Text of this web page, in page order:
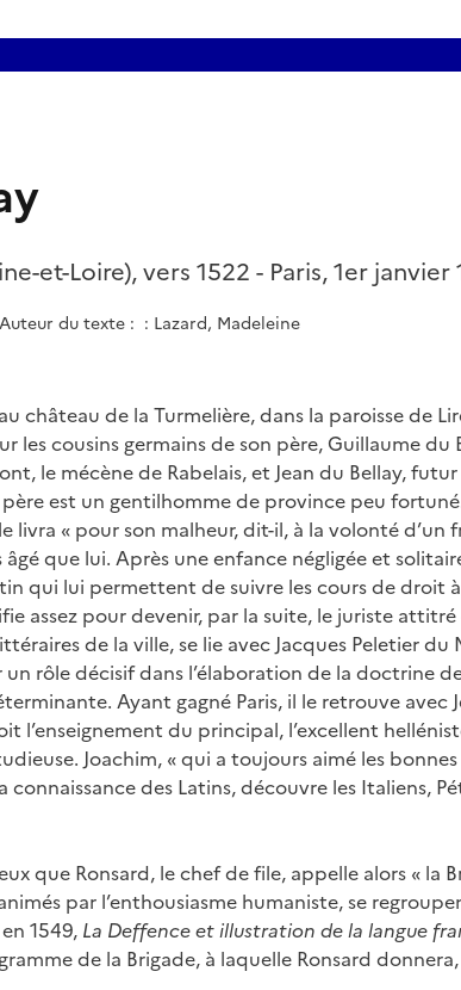
et-Loire), vers 1522 - Paris, 1er janvier
Auteur du texte : : Lazard, Madeleine
château de la Turmelière, dans la paroisse de
les cousins germains de son père, Guillaume du
le mécène de Rabelais, et Jean du Bellay,
est un gentilhomme de province peu
livra « pour son malheur, dit-il, à la volonté d’un
que lui. Après une enfance négligée et
qui lui permettent de suivre les cours de droit
assez pour devenir, par la suite, le juriste
de la ville, se lie avec Jacques Peletier du
rôle décisif dans l’élaboration de la doctrine
Ayant gagné Paris, il le retrouve avec
l’enseignement du principal, l’excellent
Joachim, « qui a toujours aimé les
des Latins, découvre les Italiens,
que Ronsard, le chef de file, appelle alors « la
par l’enthousiasme humaniste, se
1549, La Deffence et illustration de la langue
de la Brigade, à laquelle Ronsard